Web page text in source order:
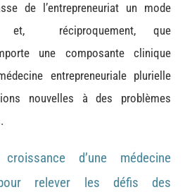
de l’entrepreneuriat un mode
et, réciproquement, que
une composante clinique
entrepreneuriale plurielle
nouvelles à des problèmes
d’une médecine
pour relever les défis des